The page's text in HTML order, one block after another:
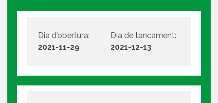
Dia d'obertura:
2021-11-29
Dia de tancament:
2021-12-13